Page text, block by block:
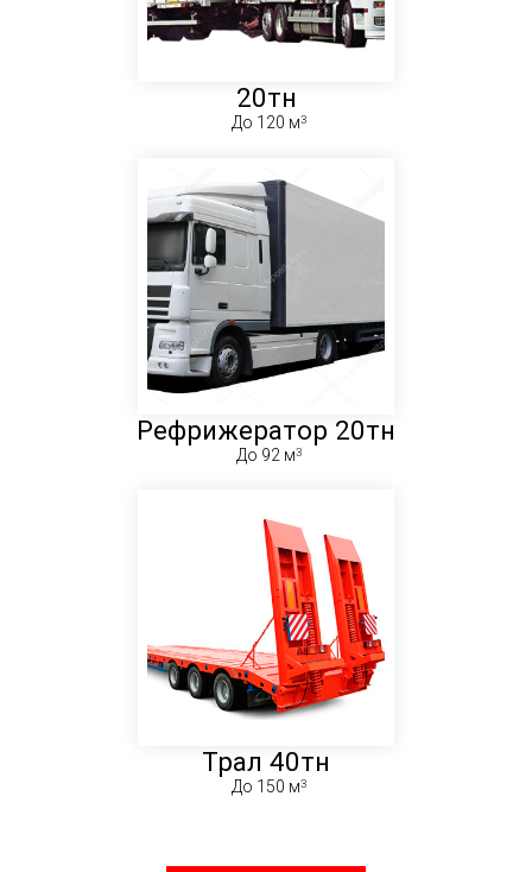
20тн
До 120 м
Рефрижератор 20тн
До 92 м
Трал 40тн
До 150 м